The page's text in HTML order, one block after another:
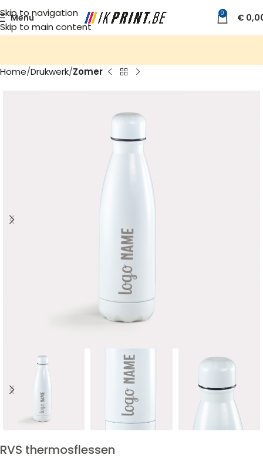
Skip to navigation
Skip to main content
Menu 0 €
Home Drukwerk Zomer
RVS thermosflessen